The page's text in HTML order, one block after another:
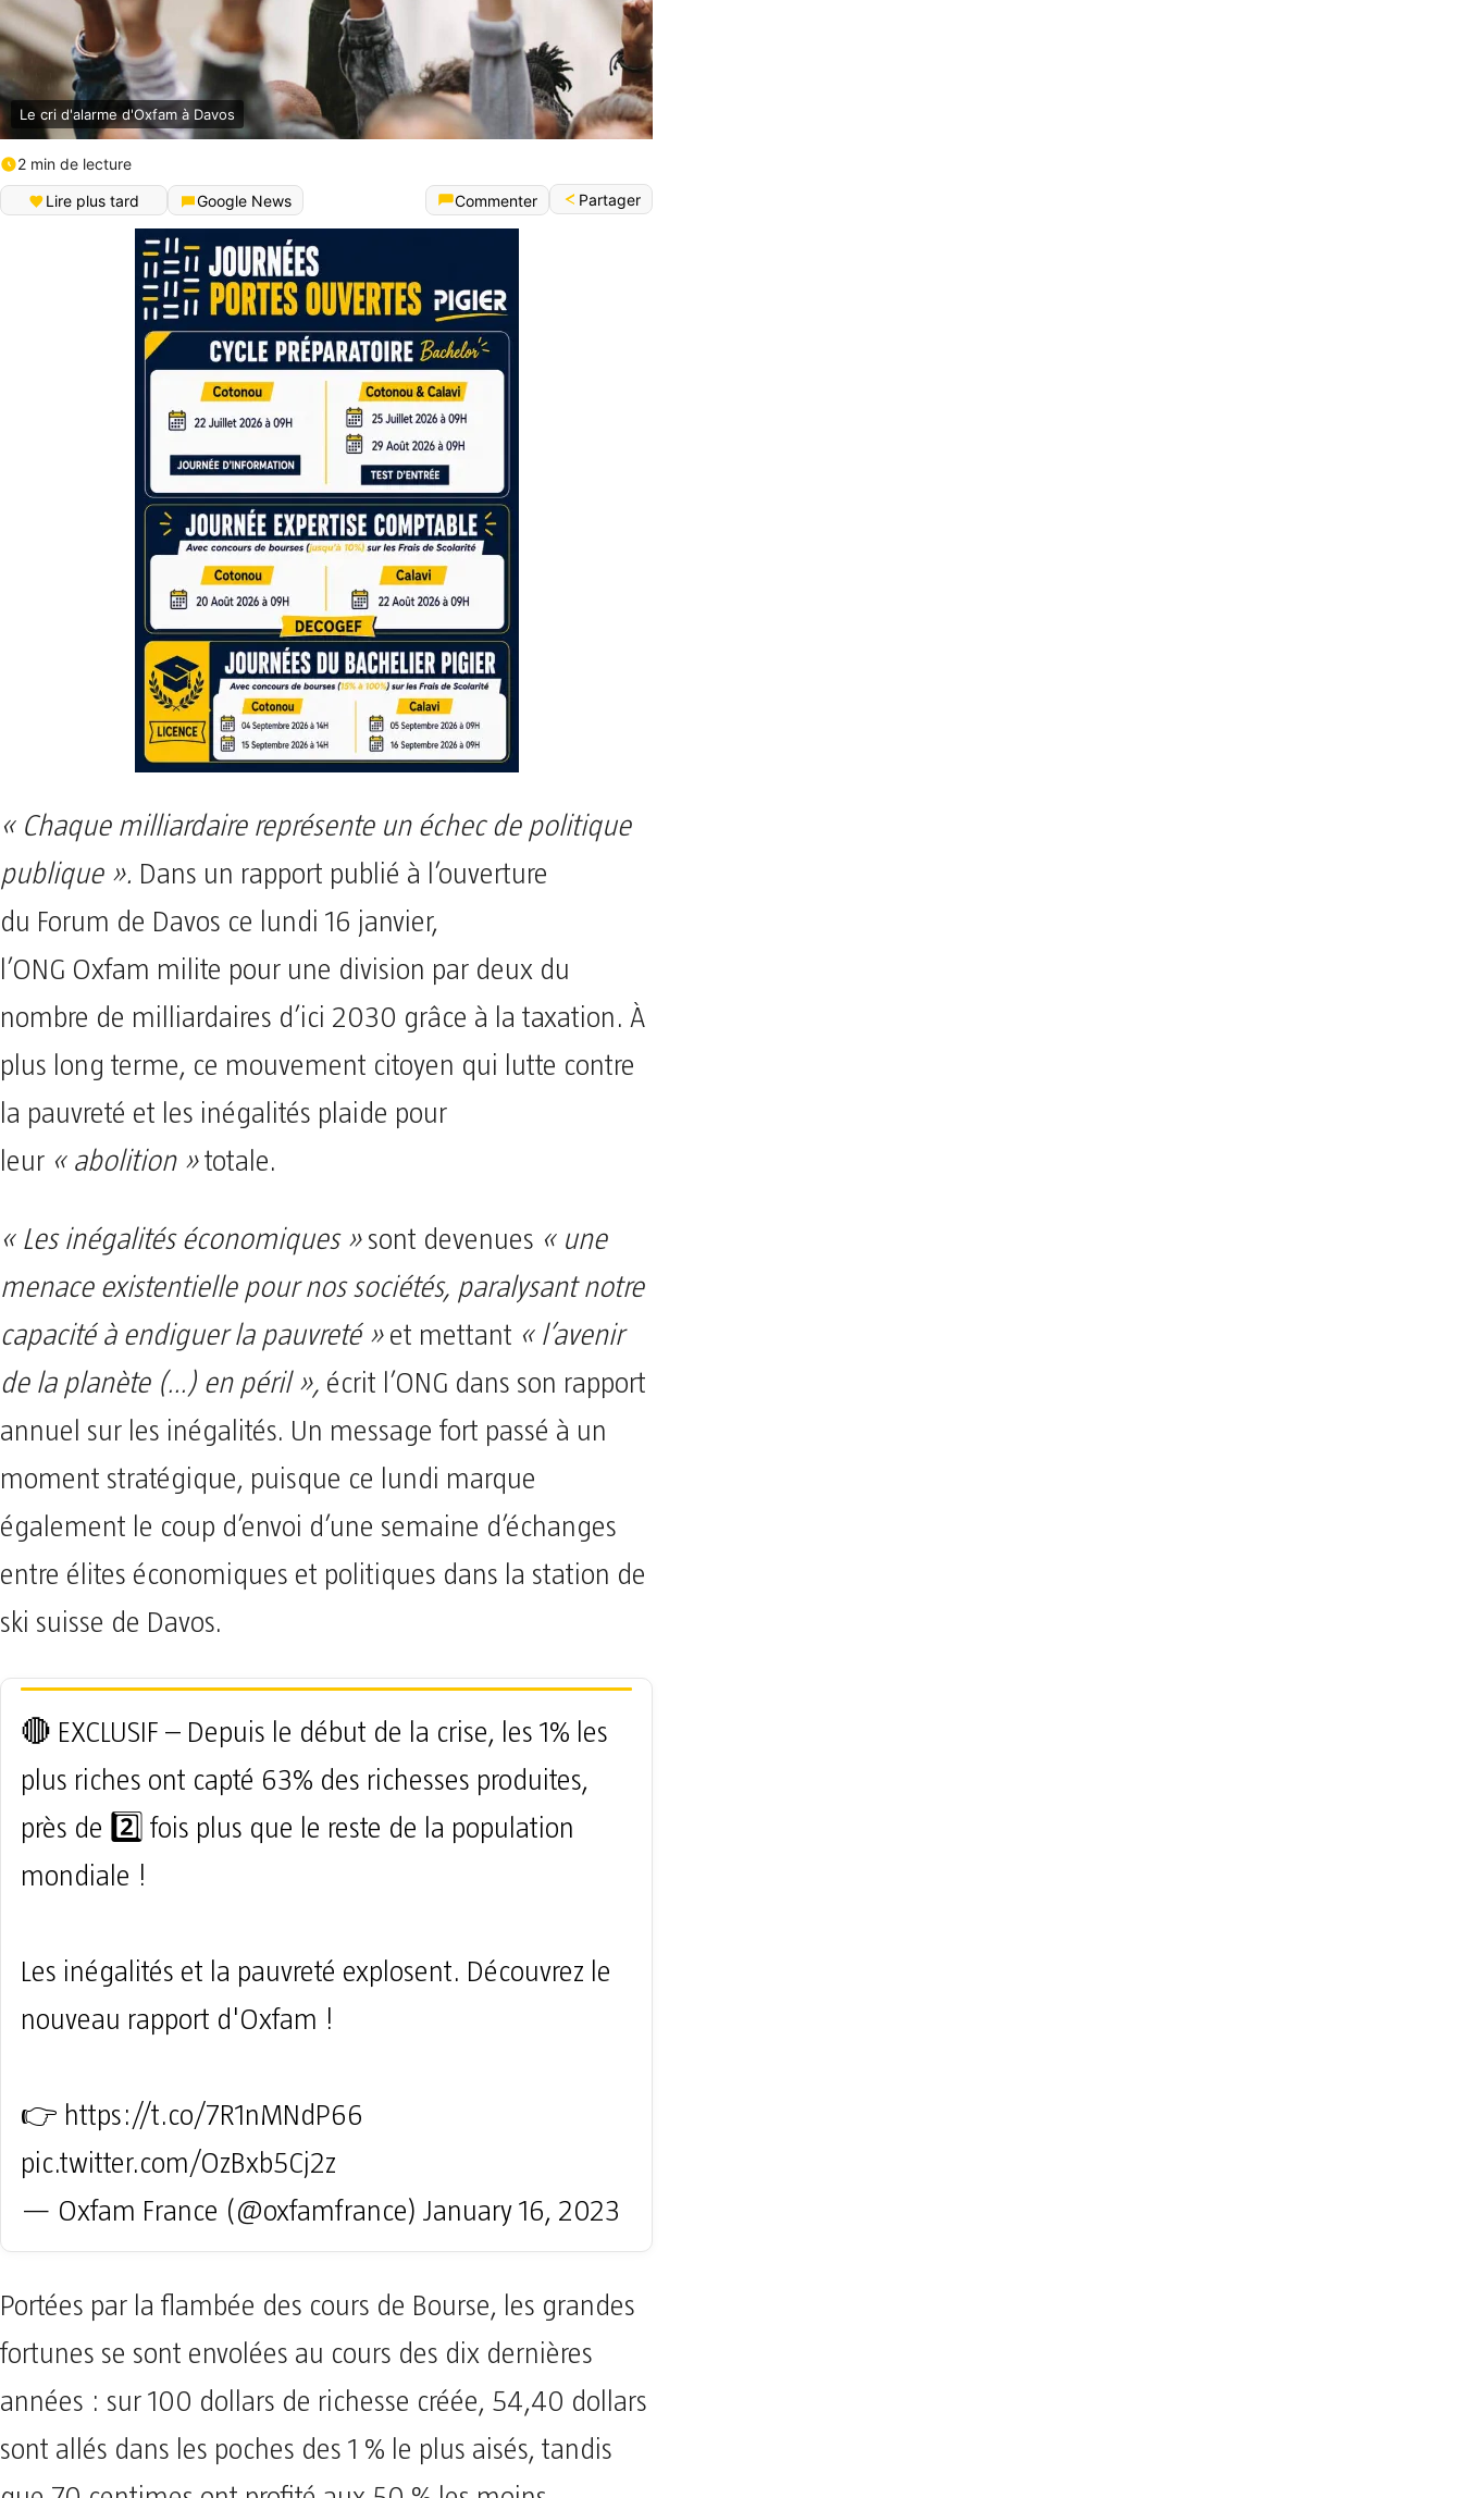
Le cri d'alarme d'Oxfam à Davos
2 min de lecture
Lire plus tard
Google News Commenter Partager
« Chaque milliardaire représente un échec de politique
publique ». Dans un rapport publié à l’ouverture
du Forum de Davos ce lundi 16 janvier,
l’ONG Oxfam milite pour une division par deux du
nombre de milliardaires d’ici 2030 grâce à la taxation. À
plus long terme, ce mouvement citoyen qui lutte contre
la pauvreté et les inégalités plaide pour
leur « abolition »totale.
« Les inégalités économiques » sont devenues « une
menace existentielle pour nos sociétés, paralysant notre
capacité à endiguer la pauvreté »et mettant « l’avenir
de la planète (…) en péril », écrit l’ONG dans son rapport
annuel sur les inégalités. Un message fort passé à un
moment stratégique, puisque ce lundi marque
également le coup d’envoi d’une semaine d’échanges
entre élites économiques et politiques dans la station de
ski suisse de Davos.
🔴 EXCLUSIF – Depuis le début de la crise, les 1% les
plus riches ont capté 63% des richesses produites,
près de 2️⃣ fois plus que le reste de la population
mondiale !
Les inégalités et la pauvreté explosent. Découvrez le
nouveau rapport d'Oxfam !
👉 https://t.co/7R1nMNdP66
pic.twitter.com/OzBxb5Cj2z
— Oxfam France (@oxfamfrance) January 16, 2023
Portées par la flambée des cours de Bourse, les grandes
fortunes se sont envolées au cours des dix dernières
années : sur 100 dollars de richesse créée, 54,40 dollars
sont allés dans les poches des 1 % le plus aisés, tandis